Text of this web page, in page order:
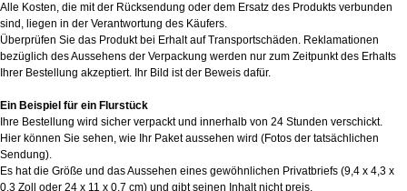
Alle Kosten, die mit der Rücksendung oder dem Ersatz des Produkts verbunden
sind, liegen in der Verantwortung des Käufers.
Überprüfen Sie das Produkt bei Erhalt auf Transportschäden. Reklamationen
bezüglich des Aussehens der Verpackung werden nur zum Zeitpunkt des Erhalts
Ihrer Bestellung akzeptiert. Ihr Bild ist der Beweis dafür.
Ein Beispiel für ein Flurstück
Ihre Bestellung wird sicher verpackt und innerhalb von 24 Stunden verschickt.
Hier können Sie sehen, wie Ihr Paket aussehen wird (Fotos der tatsächlichen
Sendung).
Es hat die Größe und das Aussehen eines gewöhnlichen Privatbriefs (9,4 x 4,3 x
0,3 Zoll oder 24 x 11 x 0,7 cm) und gibt seinen Inhalt nicht preis.